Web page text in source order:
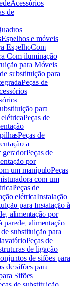
Acessórios
de
Espelhos e móveis
EspelhoCom
Com iluminação
para Móveis
substituição para
Peças de
para
Peças de
Peças de
a
geradorPeças de
por
um manípuloPeças
com um
Peças de
elétricaInstalação
para Instalação à
alimentação por
parede, alimentação
de substituição para
Peças de
de ligação
de sifões para
de sifões para
Sifões
de substituição